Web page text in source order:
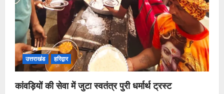
उत्तराखंड हरिद्वार
कांवड़ियों की सेवा में जुटा स्वतंत्र पुरी धर्मार्थ ट्रस्ट